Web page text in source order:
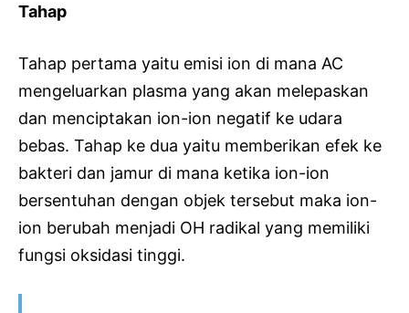
Tahap
Tahap pertama yaitu emisi ion di mana AC
mengeluarkan plasma yang akan melepaskan
dan menciptakan ion-ion negatif ke udara
bebas. Tahap ke dua yaitu memberikan efek ke
bakteri dan jamur di mana ketika ion-ion
bersentuhan dengan objek tersebut maka ion-
ion berubah menjadi OH radikal yang memiliki
fungsi oksidasi tinggi.